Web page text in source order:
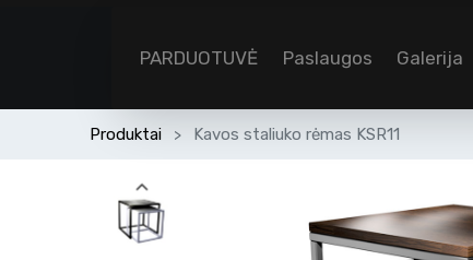
PARDUOTUVĖ Paslaugos Galerija
Produktai Kavos staliuko rėmas KSR11